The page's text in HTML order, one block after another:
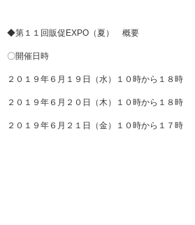
◆第１１回販促EXPO（夏） 概要
〇開催日時
２０１９年６月１９日（水）１０時から１８時
２０１９年６月２０日（木）１０時から１８時
２０１９年６月２１日（金）１０時から１７時